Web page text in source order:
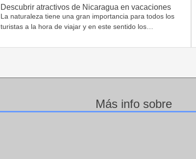
Descubrir atractivos de Nicaragua en vacaciones
La naturaleza tiene una gran importancia para todos los
turistas a la hora de viajar y en este sentido los…
Más info sobre